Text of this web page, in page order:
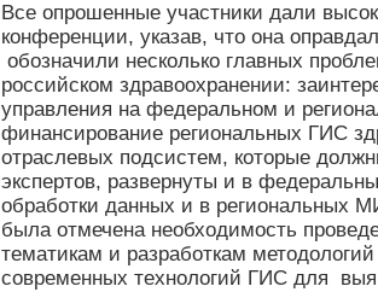
Все опрошенные участники дали
конференции, указав, что она
обозначили несколько главных
российском здравоохранении:
управления на федеральном и
финансирование региональных ГИС
отраслевых подсистем, которые
экспертов, развернуты и в
обработки данных и в региональных
была отмечена необходимость
тематикам и разработкам
современных технологий ГИС для